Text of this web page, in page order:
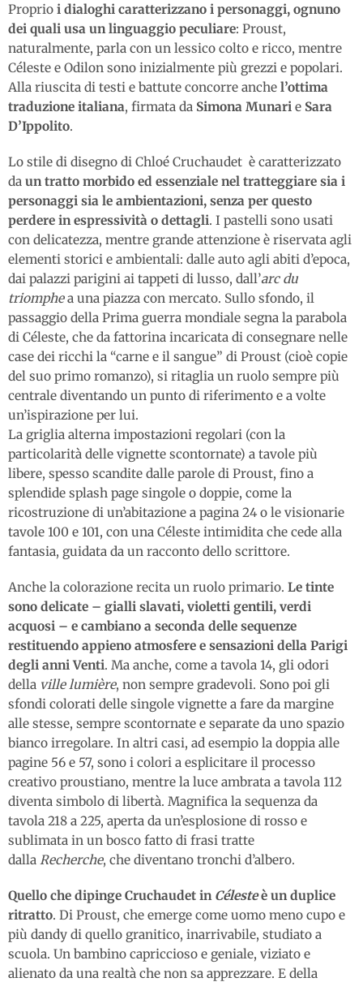
Proprio i dialoghi caratterizzano i personaggi, ognuno
dei quali usa un linguaggio peculiare: Proust,
naturalmente, parla con un lessico colto e ricco, mentre
Céleste e Odilon sono inizialmente più grezzi e popolari.
Alla riuscita di testi e battute concorre anche l’ottima
traduzione italiana, firmata da Simona Munari e Sara
D’Ippolito.
Lo stile di disegno di Chloé Cruchaudet è caratterizzato
da un tratto morbido ed essenziale nel tratteggiare sia i
personaggi sia le ambientazioni, senza per questo
perdere in espressività o dettagli. I pastelli sono usati
con delicatezza, mentre grande attenzione è riservata agli
elementi storici e ambientali: dalle auto agli abiti d’epoca,
dai palazzi parigini ai tappeti di lusso, dall’arc du
triomphea una piazza con mercato. Sullo sfondo, il
passaggio della Prima guerra mondiale segna la parabola
di Céleste, che da fattorina incaricata di consegnare nelle
case dei ricchi la “carne e il sangue” di Proust (cioè copie
del suo primo romanzo), si ritaglia un ruolo sempre più
centrale diventando un punto di riferimento e a volte
un’ispirazione per lui.
La griglia alterna impostazioni regolari (con la
particolarità delle vignette scontornate) a tavole più
libere, spesso scandite dalle parole di Proust, fino a
splendide splash page singole o doppie, come la
ricostruzione di un’abitazione a pagina 24 o le visionarie
tavole 100 e 101, con una Céleste intimidita che cede alla
fantasia, guidata da un racconto dello scrittore.
Anche la colorazione recita un ruolo primario. Le tinte
sono delicate – gialli slavati, violetti gentili, verdi
acquosi – e cambiano a seconda delle sequenze
restituendo appieno atmosfere e sensazioni della Parigi
degli anni Venti. Ma anche, come a tavola 14, gli odori
della ville lumière, non sempre gradevoli. Sono poi gli
sfondi colorati delle singole vignette a fare da margine
alle stesse, sempre scontornate e separate da uno spazio
bianco irregolare. In altri casi, ad esempio la doppia alle
pagine 56 e 57, sono i colori a esplicitare il processo
creativo proustiano, mentre la luce ambrata a tavola 112
diventa simbolo di libertà. Magnifica la sequenza da
tavola 218 a 225, aperta da un’esplosione di rosso e
sublimata in un bosco fatto di frasi tratte
dalla Recherche, che diventano tronchi d’albero.
Quello che dipinge Cruchaudet in Célesteè un duplice
ritratto. Di Proust, che emerge come uomo meno cupo e
più dandy di quello granitico, inarrivabile, studiato a
scuola. Un bambino capriccioso e geniale, viziato e
alienato da una realtà che non sa apprezzare. E della